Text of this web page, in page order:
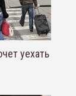
уехать